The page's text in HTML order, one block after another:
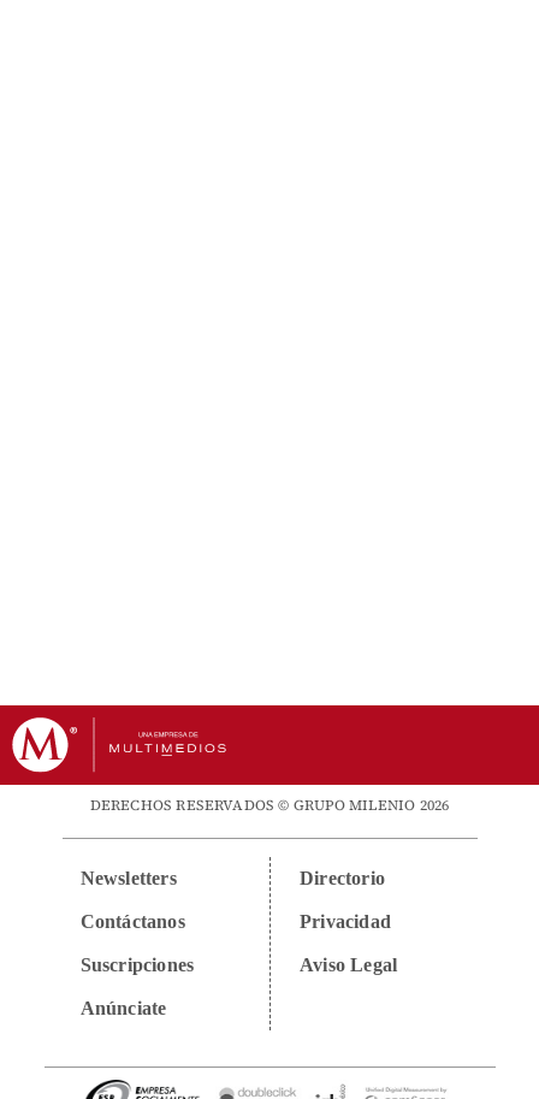
DERECHOS RESERVADOS © GRUPO MILENIO 2026
Newsletters
Contáctanos
Suscripciones
Anúnciate
Directorio
Privacidad
Aviso Legal